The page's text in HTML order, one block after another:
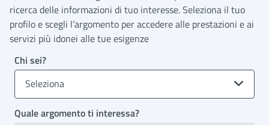
ricerca delle informazioni di tuo interesse. Seleziona il tuo
profilo e scegli l’argomento per accedere alle prestazioni e ai
servizi più idonei alle tue esigenze
Chi sei?
Seleziona
Quale argomento ti interessa?